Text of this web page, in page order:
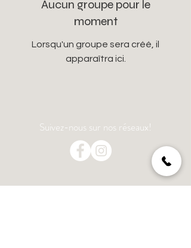
Aucun groupe pour le
moment
Lorsqu'un groupe sera créé, il
apparaîtra ici.
Suivez-nous sur nos réseaux!